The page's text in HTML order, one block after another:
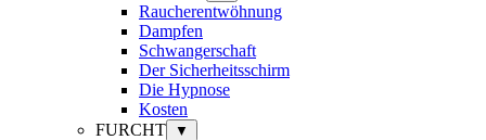
Raucherentwöhnung
Dampfen
Schwangerschaft
Der Sicherheitsschirm
Die Hypnose
Kosten
FURCHT
▼